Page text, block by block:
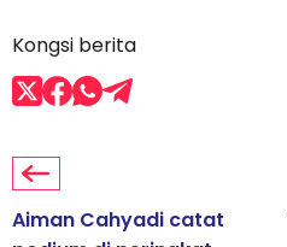
Kongsi berita
Aiman Cahyadi catat